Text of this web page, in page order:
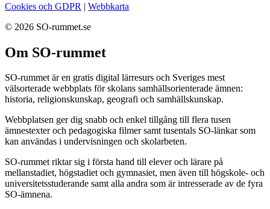
Cookies och GDPR | Webbkarta
© 2026 SO-rummet.se
Om SO-rummet
SO-rummet är en gratis digital lärresurs och Sveriges mest
välsorterade webbplats för skolans samhällsorienterade ämnen:
historia, religionskunskap, geografi och samhällskunskap.
Webbplatsen ger dig snabb och enkel tillgång till flera tusen
ämnestexter och pedagogiska filmer samt tusentals SO-länkar som
kan användas i undervisningen och skolarbeten.
SO-rummet riktar sig i första hand till elever och lärare på
mellanstadiet, högstadiet och gymnasiet, men även till högskole- och
universitetsstuderande samt alla andra som är intresserade av de fyra
SO-ämnena.